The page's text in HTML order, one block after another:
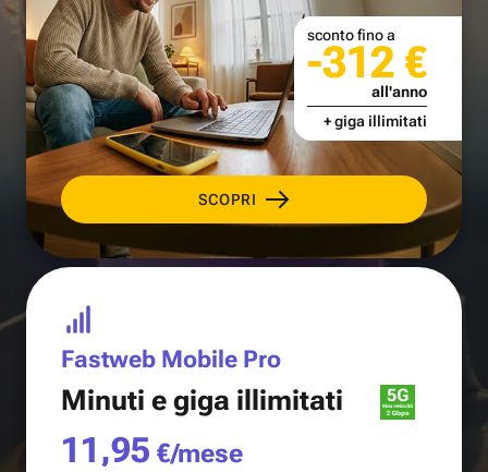
SCOPRI
sconto fino a
-312 €
all'anno
+ giga illimitati
Fastweb Mobile Pro
Minuti e giga illimitati
11,95 €/mese